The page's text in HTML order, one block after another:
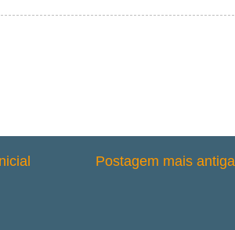
Postagem mais antiga